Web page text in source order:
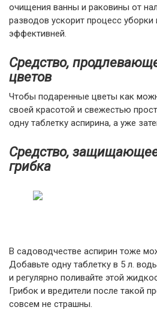
очищения ванны и раковины от
разводов ускорит процесс уборки
эффективней.
Средство,
цветов
Чтобы подаренные цветы как
своей красотой и свежестью
одну таблетку аспирина, а уже
Средство,
грибка
В садоводчестве аспирин тоже
Добавьте одну таблетку в 5 л.
и регулярно поливайте этой
Грибок и вредители после такой
совсем не страшны.